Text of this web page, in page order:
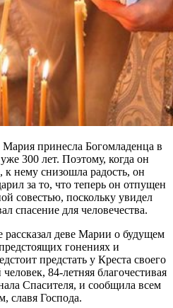
Мария принесла Богомладенца в
300 лет. Поэтому, когда он
к нему снизошла радость, он
за то, что теперь он отпущен
совестью, поскольку увидел
спасение для человечества.
деве Марии о будущем
гонениях и
предстать у Креста своего
84-летняя благочестивая
Спасителя, и сообщила всем
славя Господа.